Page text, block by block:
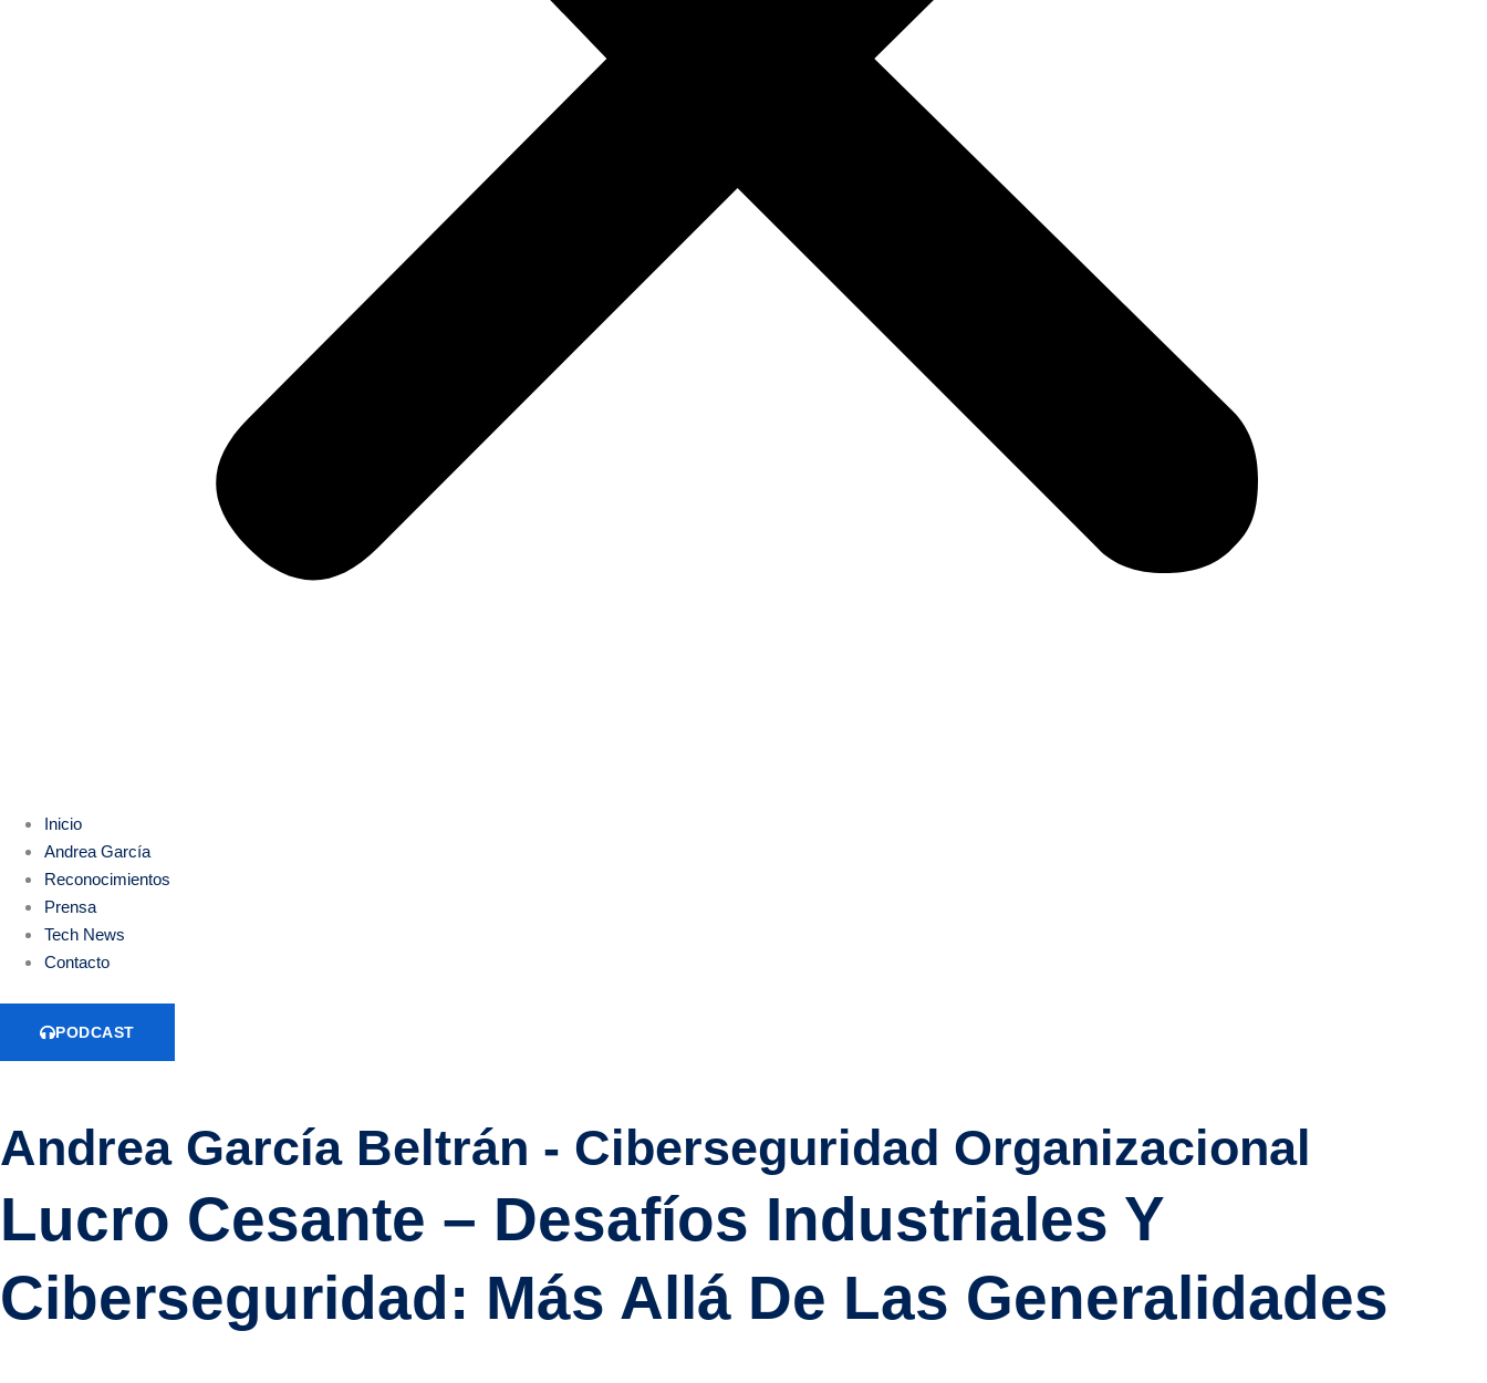
Inicio
Andrea García
Reconocimientos
Prensa
Tech News
Contacto
PODCAST
Andrea García Beltrán - Ciberseguridad Organizacional
Lucro Cesante – Desafíos Industriales Y
Ciberseguridad: Más Allá De Las Generalidades